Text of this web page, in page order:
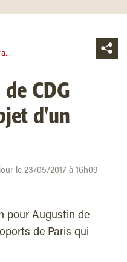
CDG
d'un
le 23/05/2017 à 16h09
pour Augustin de
de Paris qui